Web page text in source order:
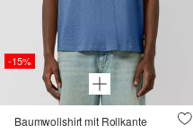
-15%
Baumwollshirt mit Rollkante